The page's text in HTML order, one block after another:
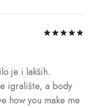
je i lakših.
igralište, a body
how you make me